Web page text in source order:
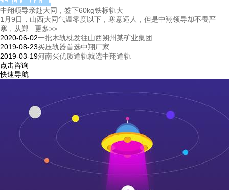
中翔领导亲赴大同，签下60kg铁标轨大
1月9日，山西大同气温零度以下，寒意逼人，但是中翔领导却不畏严
寒，从郑... 更多>>
2020-06-02一批木轨枕发往山西朔州某矿业集团
2019-08-23买压轨器首选中翔厂家
2019-03-19河南买优质道轨就选中翔道轨
点击咨询
快速导航